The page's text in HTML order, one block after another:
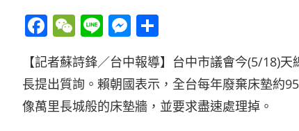
Facebook
WeChat
LineMessenger
享
【記者蘇詩鋒／台中報導】台中市議會今(5/18)
長提出質詢。賴朝國表示，全台每年廢棄床墊約
像萬里長城般的床墊牆，並要求盡速處理掉。